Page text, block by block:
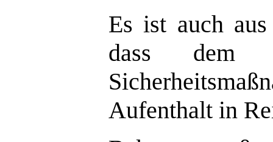
Es ist auch
dass dem
Aufenthalt in